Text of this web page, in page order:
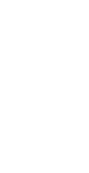
Krever app-versjon
koden, kan du
Still et
For generelle
spørsmål i